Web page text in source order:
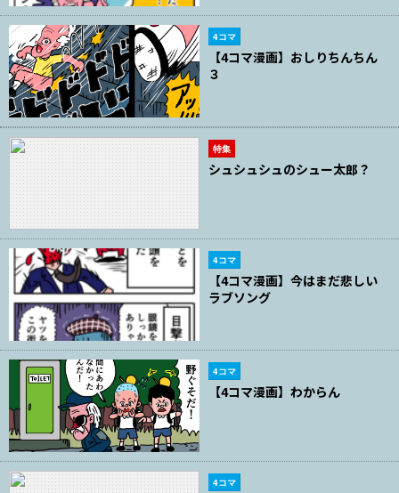
4コマ
【4コマ漫画】おしりちんちん
３
特集
シュシュシュのシュー太郎？
4コマ
【4コマ漫画】今はまだ悲しい
ラブソング
4コマ
【4コマ漫画】わからん
4コマ